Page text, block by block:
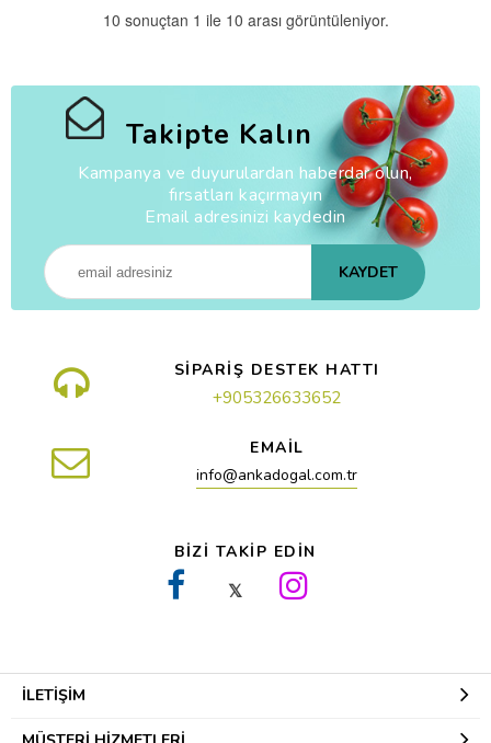
10 sonuçtan 1 ile 10 arası görüntüleniyor.
Takipte Kalın
Kampanya ve duyurulardan haberdar olun,
fırsatları kaçırmayın
Email adresinizi kaydedin
KAYDET
SİPARİŞ DESTEK HATTI
+905326633652
EMAİL
info@ankadogal.com.tr
BİZİ TAKİP EDİN
𝕏
İLETIŞIM